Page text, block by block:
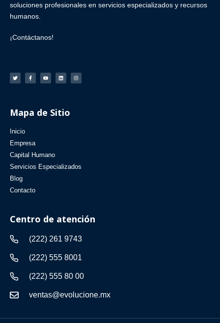
soluciones profesionales en servicios especializados y recursos
humanos
¡Contáctanos!
Mapa de Sitio
Inicio
Empresa
Capital Humano
Servicios Especializados
Blog
Contacto
Centro de atención
(222) 261 9743
(222) 555 8001
(222) 555 80 00
ventas@evolucione.mx